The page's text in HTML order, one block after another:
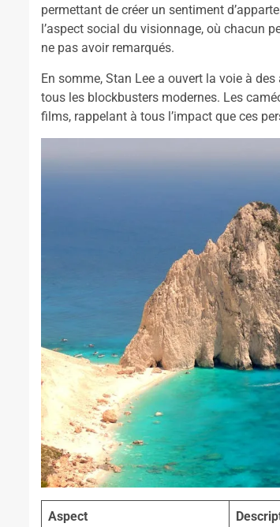
permettant de créer un sentiment
l’aspect social du visionnage, où chacun
ne pas avoir remarqués.
En somme, Stan Lee a ouvert la voie à
tous les blockbusters modernes. Les
films, rappelant à tous l’impact que ces
Aspect